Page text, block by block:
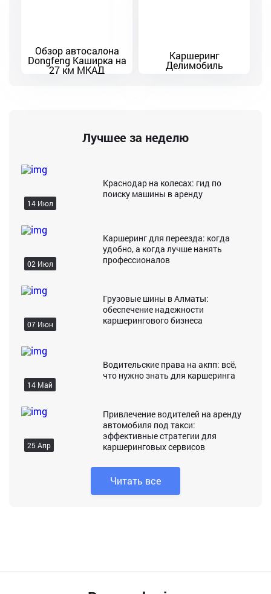
Обзор автосалона
Dongfeng Каширка на
27 км МКАД
Каршеринг
Делимобиль
Лучшее за неделю
14 Июл
Краснодар на колесах: гид по
поиску машины в аренду
02 Июл
Каршеринг для переезда: когда
удобно, а когда лучше нанять
профессионалов
07 Июн
Грузовые шины в Алматы:
обеспечение надежности
каршерингового бизнеса
14 Май
Водительские права на акпп: всё,
что нужно знать для каршеринга
25 Апр
Привлечение водителей на аренду
автомобиля под такси:
эффективные стратегии для
каршеринговых сервисов
Читать все